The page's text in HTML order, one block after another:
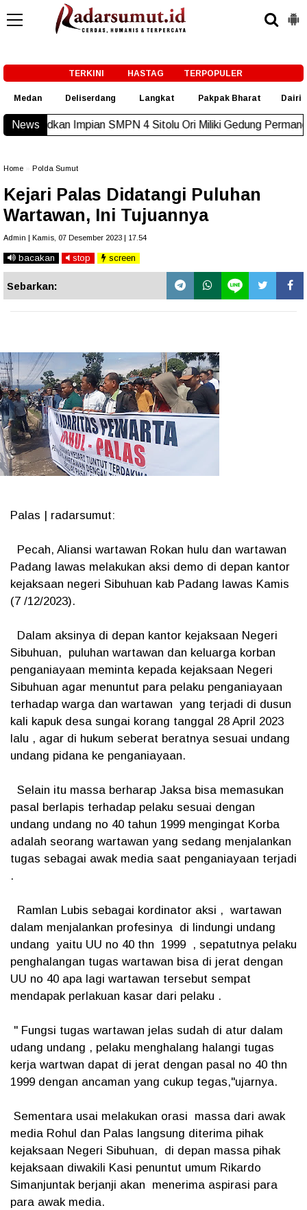
TERKINI HASTAG TERPOPULER
Medan Deliserdang Langkat Pakpak Bharat Dairi
News
Impian SMPN 4 Sitolu Ori Miliki Gedung Permanen New!
Home Polda Sumut
Kejari Palas Didatangi Puluhan
Wartawan, Ini Tujuannya
Admin | Kamis, 07 Desember 2023 | 17.54
bacakan stop screen
Sebarkan:
Palas | radarsumut:
Pecah, Aliansi wartawan Rokan hulu dan wartawan
Padang lawas melakukan aksi demo di depan kantor
kejaksaan negeri Sibuhuan kab Padang lawas Kamis
(7 /12/2023).
Dalam aksinya di depan kantor kejaksaan Negeri
Sibuhuan, puluhan wartawan dan keluarga korban
penganiayaan meminta kepada kejaksaan Negeri
Sibuhuan agar menuntut para pelaku penganiayaan
terhadap warga dan wartawan yang terjadi di dusun
kali kapuk desa sungai korang tanggal 28 April 2023
lalu , agar di hukum seberat beratnya sesuai undang
undang pidana ke penganiayaan.
Selain itu massa berharap Jaksa bisa memasukan
pasal berlapis terhadap pelaku sesuai dengan
undang undang no 40 tahun 1999 mengingat Korba
adalah seorang wartawan yang sedang menjalankan
tugas sebagai awak media saat penganiayaan terjadi
.
Ramlan Lubis sebagai kordinator aksi , wartawan
dalam menjalankan profesinya di lindungi undang
undang yaitu UU no 40 thn 1999 , sepatutnya pelaku
penghalangan tugas wartawan bisa di jerat dengan
UU no 40 apa lagi wartawan tersebut sempat
mendapak perlakuan kasar dari pelaku .
" Fungsi tugas wartawan jelas sudah di atur dalam
udang undang , pelaku menghalang halangi tugas
kerja wartwan dapat di jerat dengan pasal no 40 thn
1999 dengan ancaman yang cukup tegas,"ujarnya.
Sementara usai melakukan orasi massa dari awak
media Rohul dan Palas langsung diterima pihak
kejaksaan Negeri Sibuhuan, di depan massa pihak
kejaksaan diwakili Kasi penuntut umum Rikardo
Simanjuntak berjanji akan menerima aspirasi para
para awak media.